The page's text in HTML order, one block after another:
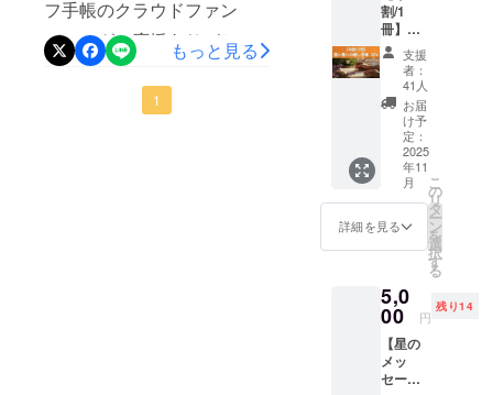
ださい☆↓お申し込みはこち
らお申し込みフォームま
た、手帳をご購入ではない
覚で楽しんで星に親しんで
もらう内容です。どうぞお
きがるにご参加打くさい。
ZOOMでお会いできること
れている皆さんと多数決で
の決定となりました！ご参
加くださった皆さん、これ
フ手帳のクラウドファン
ディング、応援ありがとう
ございます実は今回、手帳
カバーは1色展開（オレンジ
もっと見る
1
リター
ン品の
送付は
ありま
せん
が、 プ
ロジェ
クトを
一緒に
育てて
くださ
る“あな
た”の存
りま
す。 い
たご支
援は、
手帳制
星と香
りの手
帳プロ
ジェク
トを
「ただ
ただ応
援する
よ！」
という
あたた
かな想
いに、
て。 こ
のリ
ターン
では、
リター
ン品の
割/1
冊】星
と香り
の癒し
手帳
2026 ＼
星と香
りの力
で、
2026年
を“あな
たらし
く”生き
る／ こ
こから
る、物
語のよ
うな一
年を一
緒に。
このリ
支援
者：
41人
お届
け予
定：
2025
年11
月
詳細を見る
こ
の
リ
タ
ー
ン
を
選
択
す
る
5,0
00 円
残り14
【星の
メッ
セージ